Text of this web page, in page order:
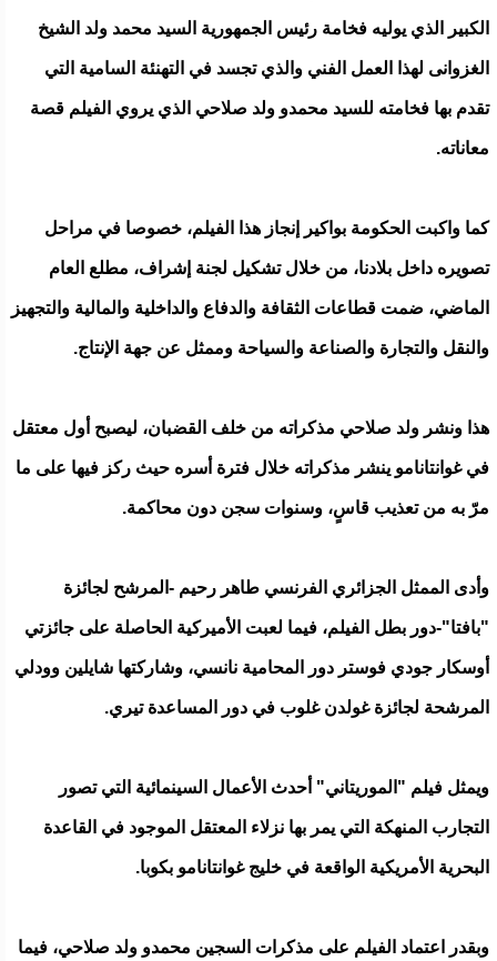
الكبير الذي يوليه فخامة رئيس الجمهورية السيد محمد ولد الشيخ
الغزوانى لهذا العمل الفني والذي تجسد في التهنئة السامية التي
تقدم بها فخامته للسيد محمدو ولد صلاحي الذي يروي الفيلم قصة
معاناته.
كما واكبت الحكومة بواكير إنجاز هذا الفيلم، خصوصا في مراحل
تصويره داخل بلادنا، من خلال تشكيل لجنة إشراف، مطلع العام
الماضي، ضمت قطاعات الثقافة والدفاع والداخلية والمالية والتجهيز
والنقل والتجارة والصناعة والسياحة وممثل عن جهة الإنتاج.
هذا ونشر ولد صلاحي مذكراته من خلف القضبان، ليصبح أول معتقل
في غوانتانامو ينشر مذكراته خلال فترة أسره حيث ركز فيها على ما
مرّ به من تعذيب قاسٍ، وسنوات سجن دون محاكمة.
وأدى الممثل الجزائري الفرنسي طاهر رحيم -المرشح لجائزة
"بافتا"-دور بطل الفيلم، فيما لعبت الأميركية الحاصلة على جائزتي
أوسكار جودي فوستر دور المحامية نانسي، وشاركتها شايلين وودلي
المرشحة لجائزة غولدن غلوب في دور المساعدة تيري.
ويمثل فيلم "الموريتاني" أحدث الأعمال السينمائية التي تصور
التجارب المنهكة التي يمر بها نزلاء المعتقل الموجود في القاعدة
البحرية الأمريكية الواقعة في خليج غوانتانامو بكوبا.
وبقدر اعتماد الفيلم على مذكرات السجين محمدو ولد صلاحي، فيما